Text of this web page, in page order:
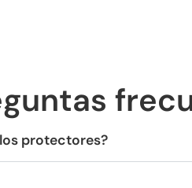
protectores?